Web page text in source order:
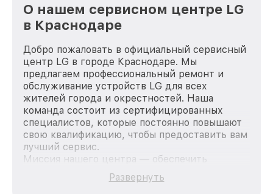
О нашем сервисном центре LG
в Краснодаре
Добро пожаловать в официальный сервисный
центр LG в городе Краснодаре. Мы
предлагаем профессиональный ремонт и
обслуживание устройств LG для всех
жителей города и окрестностей. Наша
команда состоит из сертифицированных
специалистов, которые постоянно повышают
свою квалификацию, чтобы предоставить вам
лучший сервис.
Миссия нашего центра — обеспечить
качественный и доступный ремонт для
каждого пользователя продукции LG, вне
Развернуть